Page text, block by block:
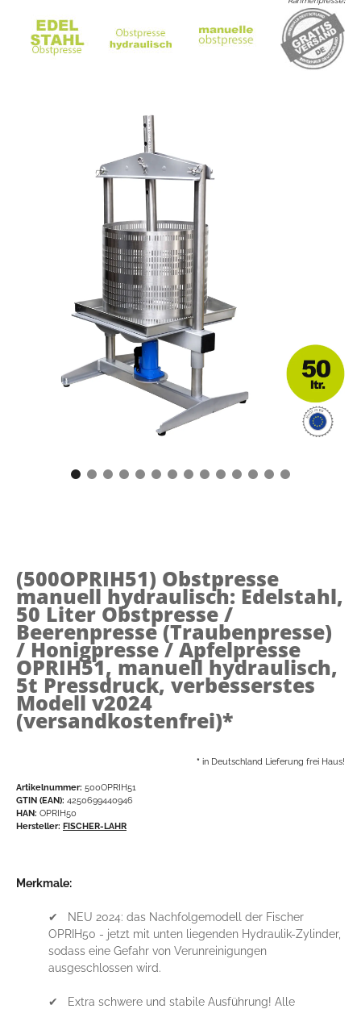
(500OPRIH51) Obstpresse
manuell hydraulisch: Edelstahl,
50 Liter Obstpresse /
Beerenpresse (Traubenpresse)
/ Honigpresse / Apfelpresse
OPRIH51, manuell hydraulisch,
5t Pressdruck, verbesserstes
Modell v2024
(versandkostenfrei)*
* in Deutschland Lieferung frei Haus!
Artikelnummer: 500OPRIH51
GTIN (EAN): 4250699440946
HAN: OPRIH50
Hersteller: FISCHER-LAHR
Merkmale:
✔ NEU 2024: das Nachfolgemodell der Fischer
OPRIH50 - jetzt mit unten liegenden Hydraulik-Zylinder,
sodass eine Gefahr von Verunreinigungen
ausgeschlossen wird.
✔ Extra schwere und stabile Ausführung! Alle